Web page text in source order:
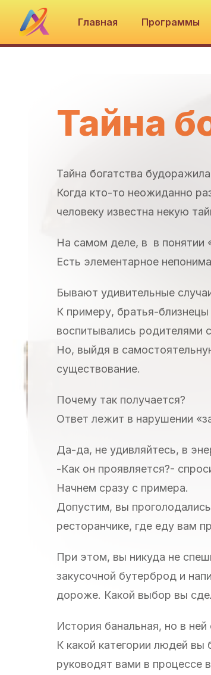
Главная Программы
Тайна
Тайна богатства
Когда кто-то неожиданно
человеку известна некую
На самом деле, в в понятии
Есть элементарное
Бывают удивительные
К примеру, братья-
воспитывались родителями
Но, выйдя в
существование.
Почему так получается?
Ответ лежит в нарушении
Да-да, не удивляйтесь, в
-Как он проявляется?-
Начнем сразу с примера.
Допустим, вы
ресторанчике, где еду вам
При этом, вы никуда не
закусочной бутерброд и
дороже. Какой выбор вы
История банальная, но в
К какой категории людей вы
руководят вами в процессе